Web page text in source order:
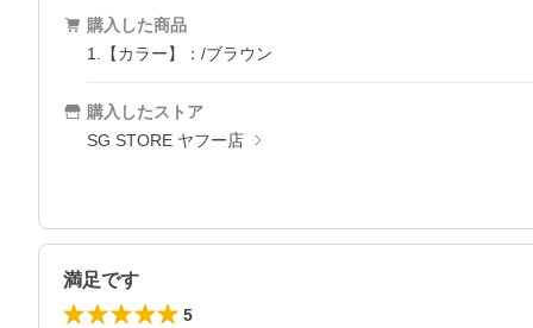
購入した商品
1.【カラー】：/ブラウン
購入したストア
SG STORE ヤフー店
満足です
5